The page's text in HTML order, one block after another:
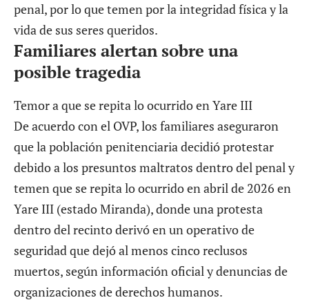
vida de sus seres queridos.
Familiares alertan sobre una
posible tragedia
Temor a que se repita lo ocurrido en Yare III
De acuerdo con el OVP, los familiares aseguraron
que la población penitenciaria decidió protestar
debido a los presuntos maltratos dentro del penal y
temen que se repita lo ocurrido en abril de 2026 en
Yare III (estado Miranda), donde una protesta
dentro del recinto derivó en un operativo de
seguridad que dejóal menos cinco reclusos
muertos, según información oficial y denuncias de
organizaciones de derechos humanos.
La ONG recordó que en ese recinto penitenciario